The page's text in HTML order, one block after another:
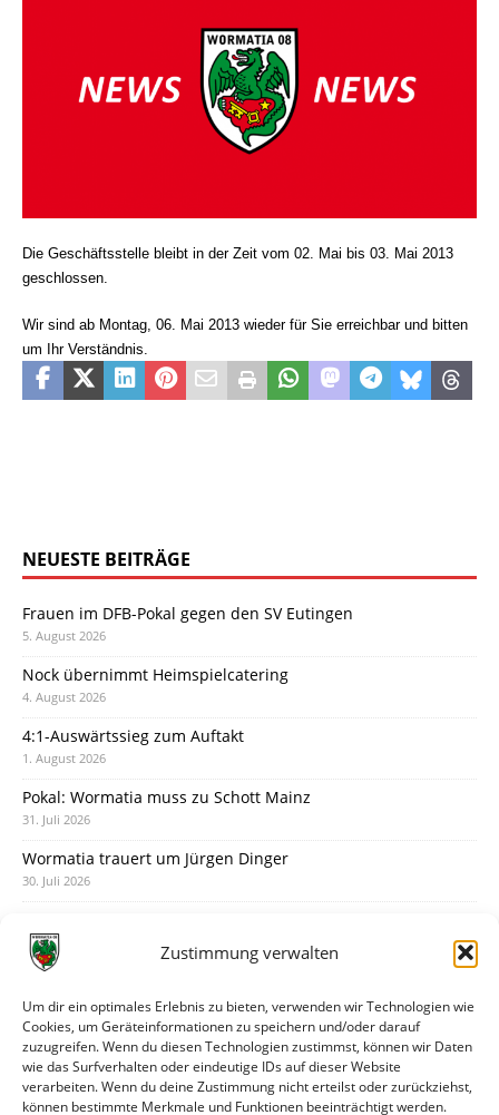
Zustimmung verwalten
Um dir ein optimales Erlebnis zu bieten, verwenden wir Technologien wie
Cookies, um Geräteinformationen zu speichern und/oder darauf
zuzugreifen. Wenn du diesen Technologien zustimmst, können wir Daten
wie das Surfverhalten oder eindeutige IDs auf dieser Website
verarbeiten. Wenn du deine Zustimmung nicht erteilst oder zurückziehst,
können bestimmte Merkmale und Funktionen beeinträchtigt werden.
Die Geschäftsstelle bleibt in der Zeit vom 02. Mai bis 03. Mai 2013
geschlossen.
Wir sind ab Montag, 06. Mai 2013 wieder für Sie erreichbar und bitten
um Ihr Verständnis.
NEUESTE BEITRÄGE
Frauen im DFB-Pokal gegen den SV Eutingen
5. August 2026
Nock übernimmt Heimspielcatering
4. August 2026
4:1-Auswärtssieg zum Auftakt
1. August 2026
Pokal: Wormatia muss zu Schott Mainz
31. Juli 2026
Wormatia trauert um Jürgen Dinger
30. Juli 2026
28. Juli 2026
28. Juli 2026
Neue Podcast-Folge: So tickt Björn!
27. Juli 2026
Eindrücke vom Stadionfest